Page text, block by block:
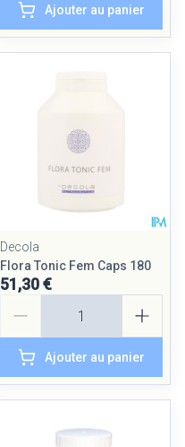
Ajouter au panier
Decola
Flora Tonic Fem Caps 180
51,30 €
Ajouter au panier